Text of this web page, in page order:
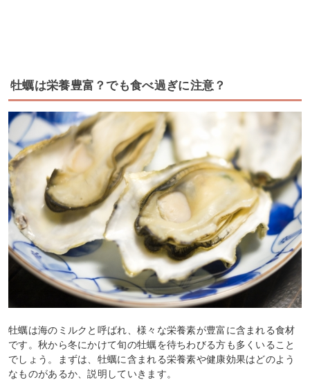
牡蠣は栄養豊富？でも食べ過ぎに注意？
牡蠣は海のミルクと呼ばれ、様々な栄養素が豊富に含まれる食材
です。秋から冬にかけて旬の牡蠣を待ちわびる方も多くいること
でしょう。まずは、牡蠣に含まれる栄養素や健康効果はどのよう
なものがあるか、説明していきます。